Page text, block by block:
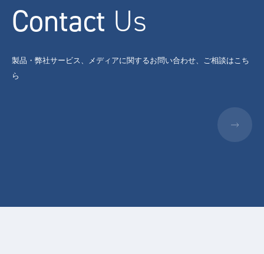
Contact Us
製品・弊社サービス、メディアに関するお問い合わせ、ご相談はこち
ら